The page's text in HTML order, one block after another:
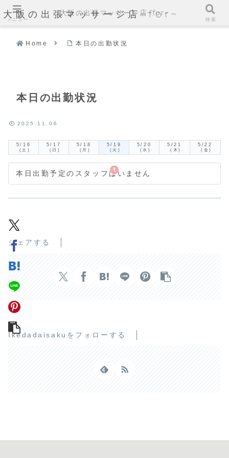
大阪の出張マッサージ店~for~
Home 本日の出勤状況
本日の出勤状況
2025.11.06
5/16
(土)
5/17
(日)
5/18
(月)
5/19
(火)
5/20
(水)
5/21
(木)
5/22
(金)
本日出勤予定のスタッフはいません
シェアする
Ikedadaisakuをフォローする
メニュー
大阪の出張マッサージ店~for~
検索